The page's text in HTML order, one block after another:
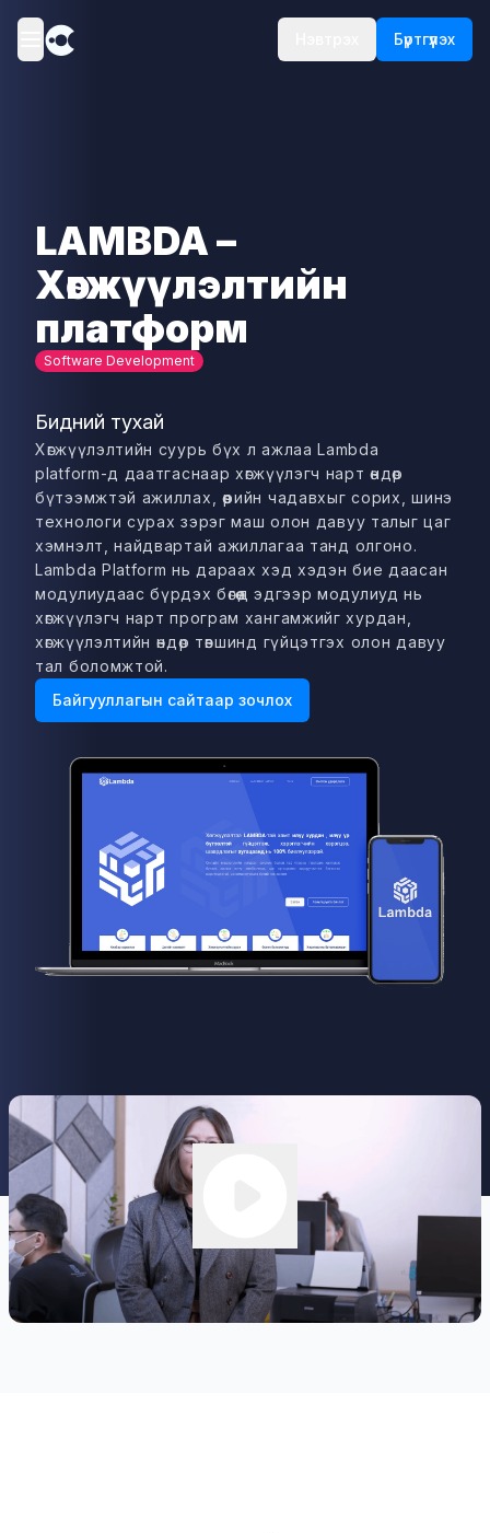
Бүртгүүлэх
LAMBDA –
Хөгжүүлэлтийн
платформ
Software Development
Бидний тухай
Хөгжүүлэлтийн суурь бүх л ажлаа Lambda
platform-д даатгаснаар хөгжүүлэгч нарт өндөр
бүтээмжтэй ажиллах, өөрийн чадавхыг сорих, шинэ
технологи сурах зэрэг маш олон давуу талыг цаг
хэмнэлт, найдвартай ажиллагаа танд олгоно.
Lambda Platform нь дараах хэд хэдэн бие даасан
модулиудаас бүрдэх бөгөөд эдгээр модулиуд нь
хөгжүүлэгч нарт програм хангамжийг хурдан,
хөгжүүлэлтийн өндөр төвшинд гүйцэтгэх олон давуу
тал боломжтой.
Байгууллагын сайтаар зочлох